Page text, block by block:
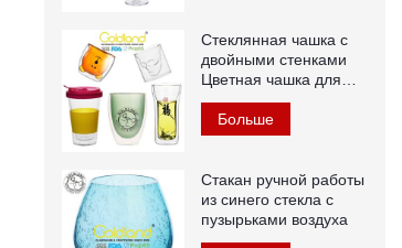
Стеклянная чашка с
двойными стенками
Цветная чашка для
чая из
боросиликатного
стекла
Больше
Стакан ручной работы
из синего стекла с
пузырьками воздуха